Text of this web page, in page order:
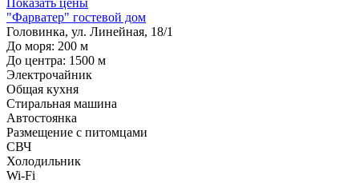
"Фарватер" гостевой дом
Головинка, ул. Линейная, 18/1
До моря: 200 м
До центра: 1500 м
Электрочайник
Общая кухня
Стиральная машина
Автостоянка
Размещение с питомцами
СВЧ
Холодильник
Wi-Fi